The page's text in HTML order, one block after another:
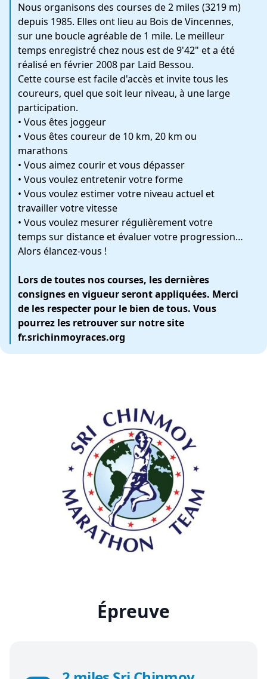
Nous organisons des courses de 2 miles (3219 m)
depuis 1985. Elles ont lieu au Bois de Vincennes,
sur une boucle agréable de 1 mile. Le meilleur
temps enregistré chez nous est de 9'42" et a été
réalisé en février 2008 par Laïd Bessou.
Cette course est facile d'accès et invite tous les
coureurs, quel que soit leur niveau, à une large
participation.
• Vous êtes joggeur
• Vous êtes coureur de 10 km, 20 km ou
marathons
• Vous aimez courir et vous dépasser
• Vous voulez entretenir votre forme
• Vous voulez estimer votre niveau actuel et
travailler votre vitesse
• Vous voulez mesurer régulièrement votre
temps sur distance et évaluer votre progression…
Alors élancez-vous !
Lors de toutes nos courses, les dernières
consignes en vigueur seront appliquées. Merci
de les respecter pour le bien de tous. Vous
pourrez les retrouver sur notre site
fr.srichinmoyraces.org
Épreuve